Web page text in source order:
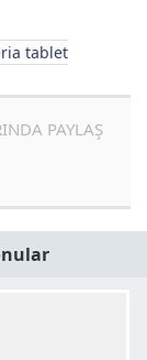
tablet
PAYLAŞ